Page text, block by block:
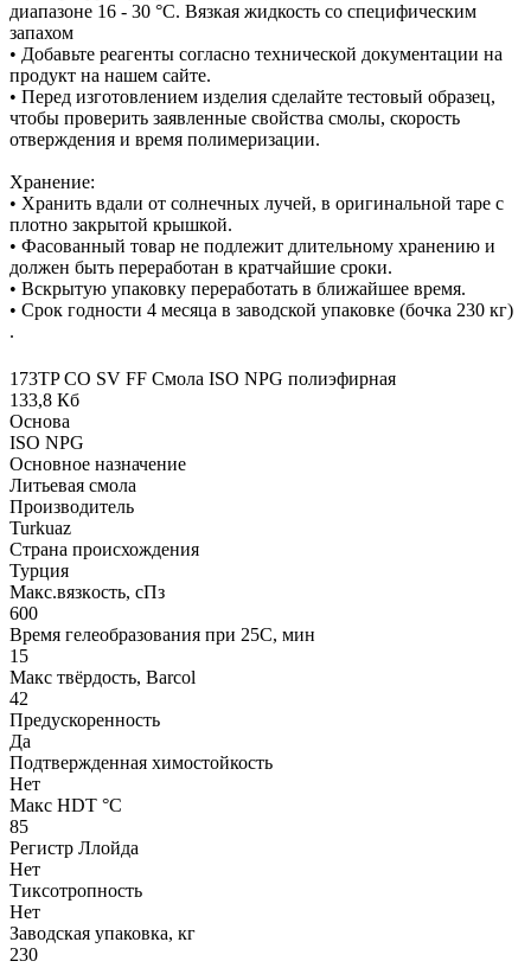
диапазоне 16 - 30 °C. Вязкая жидкость со специфическим
запахом
• Добавьте реагенты согласно технической документации на
продукт на нашем сайте.
• Перед изготовлением изделия сделайте тестовый образец,
чтобы проверить заявленные свойства смолы, скорость
отверждения и время полимеризации.
Хранение:
• Хранить вдали от солнечных лучей, в оригинальной таре с
плотно закрытой крышкой.
• Фасованный товар не подлежит длительному хранению и
должен быть переработан в кратчайшие сроки.
• Вскрытую упаковку переработать в ближайшее время.
• Срок годности 4 месяца в заводской упаковке (бочка 230 кг)
.
173TP CO SV FF Смола ISO NPG полиэфирная
133,8 Кб
Основа
ISO NPG
Основное назначение
Литьевая смола
Производитель
Turkuaz
Страна происхождения
Турция
Макс.вязкoсть, сПз
600
Время гелеобразования при 25С, мин
15
Макс твёрдость, Barcol
42
Предускоренность
Да
Подтвержденная химостойкость
Нет
Макс HDT °С
85
Регистр Ллойда
Нет
Тиксотропность
Нет
Заводская упаковка, кг
230